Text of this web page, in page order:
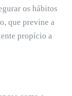
os hábitos
que previne a
propício a